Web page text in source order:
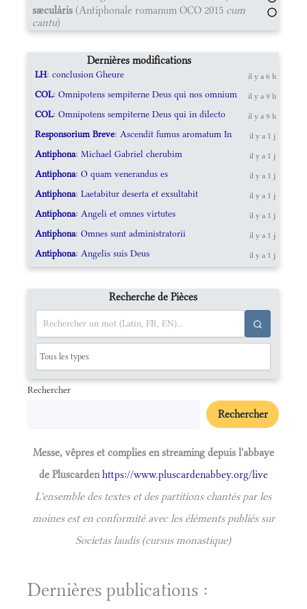
sæculáris (Antiphonale romanum OCO 2015 cum
cantu)
Dernières modifications
LH: conclusion Gheure il y a 6 h
COL: Omnipotens sempiterne Deus qui nos omnium il y a 9 h
COL: Omnipotens sempiterne Deus qui in dilecto il y a 9 h
Responsorium Breve: Ascendit fumus aromatum In il y a 1 j
Antiphona: Michael Gabriel cherubim il y a 1 j
Antiphona: O quam venerandus es il y a 1 j
Antiphona: Laetabitur deserta et exsultabit il y a 1 j
Antiphona: Angeli et omnes virtutes il y a 1 j
Antiphona: Omnes sunt administratorii il y a 1 j
Antiphona: Angelis suis Deus il y a 1 j
Recherche de Pièces
Rechercher
Rechercher
Messe, vêpres et complies en streaming depuis l'abbaye
de Pluscardenhttps://www.pluscardenabbey.org/live
L'ensemble des textes et des partitions chantés par les
moines est en conformité avec les éléments publiés sur
Societas laudis (cursus monastique)
Dernières publications :